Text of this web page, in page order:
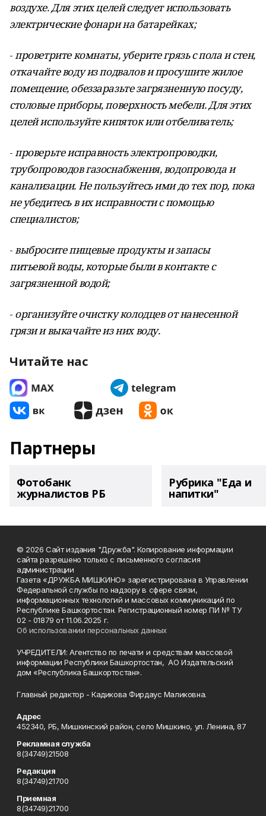
воздухе. Для этих целей следует использовать
электрические фонари на батарейках;
-проветрите комнаты, уберите грязь с пола и стен,
откачайте воду из подвалов и просушите жилое
помещение, обеззаразьте загрязненную посуду,
столовые приборы, поверхность мебели. Для этих
целей используйте кипяток или отбеливатель;
-проверьте исправность электропроводки,
трубопроводов газоснабжения, водопровода и
канализации. Не пользуйтесь ими до тех пор, пока
не убедитесь в их исправности с помощью
специалистов;
-выбросите пищевые продукты и запасы
питьевой воды, которые были в контакте с
загрязненной водой;
- организуйте очистку колодцев от нанесенной
грязи и выкачайте из них воду.
Читайте нас
Партнеры
Фотобанк
журналистов РБ
Рубрика "Еда и
напитки"
© 2026 Сайт издания "Дружба". Копирование информации
сайта разрешено только с письменного согласия
администрации
Газета «ДРУЖБА МИШКИНО» зарегистрирована в Управлении
Федеральной службы по надзору в сфере связи,
информационных технологий и массовых коммуникаций по
Республике Башкортостан. Регистрационный номер ПИ № ТУ
02 - 01879 от 11.06.2025 г.
Об использовании персональных данных
УЧРЕДИТЕЛИ: Агентство по печати и средствам массовой
информации Республики Башкортостан, АО Издательский
дом «Республика Башкортостан».
Главный редактор - Кадикова Фирдаус Маликовна.
Адрес
452340, РБ, Мишкинский район, село Мишкино, ул. Ленина, 87
Рекламная служба
8(34749)21508
Редакция
8(34749)21700
Приемная
8(34749)21700